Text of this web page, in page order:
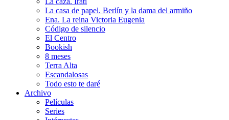
La casa de papel. Berlín y la dama del armiño
Ena. La reina Victoria Eugenia
Código de silencio
El Centro
Bookish
8 meses
Terra Alta
Escandalosas
Todo esto te daré
Archivo
Películas
Series